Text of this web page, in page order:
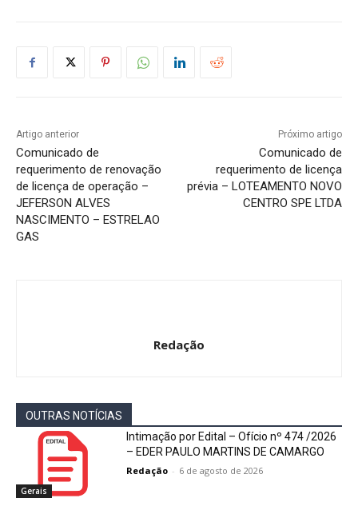
Artigo anterior
Comunicado de
requerimento de renovação
de licença de operação –
JEFERSON ALVES
NASCIMENTO – ESTRELAO
GAS
Próximo artigo
Comunicado de
requerimento de licença
prévia – LOTEAMENTO NOVO
CENTRO SPE LTDA
Redação
OUTRAS NOTÍCIAS
Gerais
Intimação por Edital – Ofício nº 474 /2026
– EDER PAULO MARTINS DE CAMARGO
Redação - 6 de agosto de 2026